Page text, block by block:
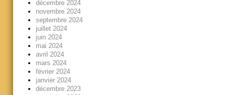
décembre 2024
novembre 2024
septembre 2024
juillet 2024
juin 2024
mai 2024
avril 2024
mars 2024
février 2024
janvier 2024
décembre 2023